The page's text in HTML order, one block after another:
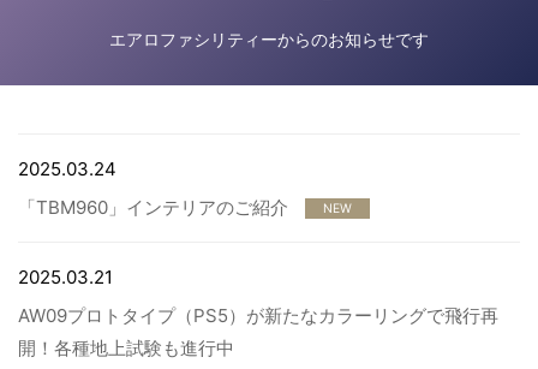
採用情報
お問い合わせ
エアロファシリティーからのお知らせです
2025.03.24
「TBM960」インテリアのご紹介
NEW
2025.03.21
AW09プロトタイプ（PS5）が新たなカラーリングで飛行再
開！各種地上試験も進行中